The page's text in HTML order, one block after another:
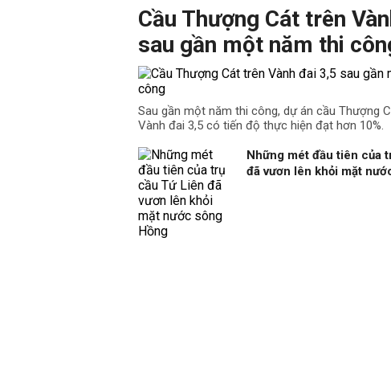
Cầu Thượng Cát trên
sau gần một năm thi
Sau gần một năm thi công, dự án cầu Thượng
Vành đai 3,5 có tiến độ thực hiện đạt hơn 10%.
Những mét đầu tiên của
đã vươn lên khỏi mặt